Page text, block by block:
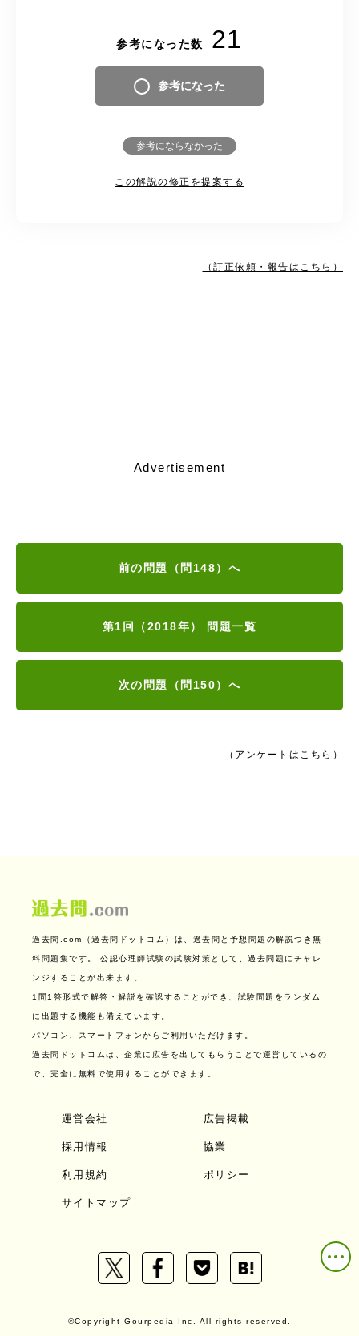
参考になった数 21
参考になった
参考にならなかった
この解説の修正を提案する
（訂正依頼・報告はこちら）
Advertisement
前の問題（問148）へ
第1回（2018年） 問題一覧
次の問題（問150）へ
（アンケートはこちら）
過去問.com（過去問ドットコム）は、過去問と予想問題の解説つき無
料問題集です。 公認心理師試験の試験対策として、過去問題にチャレ
ンジすることが出来ます。
1問1答形式で解答・解説を確認することができ、試験問題をランダム
に出題する機能も備えています。
パソコン、スマートフォンからご利用いただけます。
過去問ドットコムは、企業に広告を出してもらうことで運営しているの
で、完全に無料で使用することができます。
運営会社 広告掲載
採用情報 協業
利用規約 ポリシー
サイトマップ
©Copyright Gourpedia Inc. All rights reserved.